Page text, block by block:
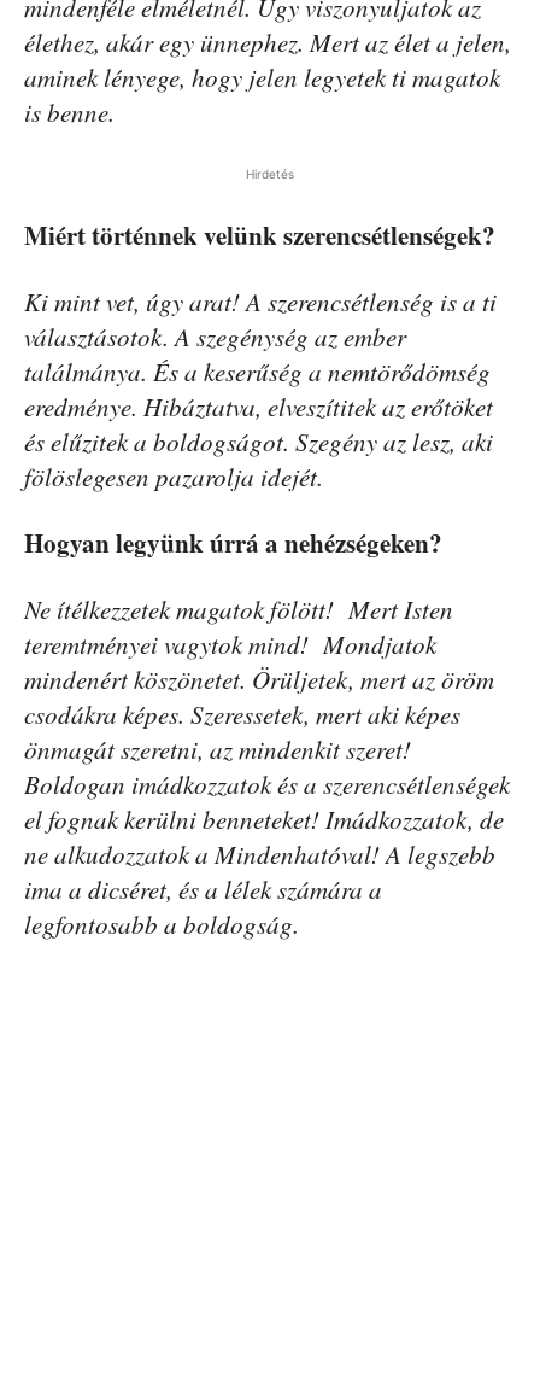
mindenféle elméletnél. Úgy viszonyuljatok az
élethez, akár egy ünnephez. Mert az élet a jelen,
aminek lényege, hogy jelen legyetek ti magatok
is benne.
Hirdetés
Miért történnek velünk szerencsétlenségek?
Ki mint vet, úgy arat! A szerencsétlenség is a ti
választásotok. A szegénység az ember
találmánya. És a keserűség a nemtörődömség
eredménye. Hibáztatva, elveszítitek az erőtöket
és elűzitek a boldogságot. Szegény az lesz, aki
fölöslegesen pazarolja idejét.
Hogyan legyünk úrrá a nehézségeken?
Ne ítélkezzetek magatok fölött! Mert Isten
teremtményei vagytok mind! Mondjatok
mindenért köszönetet. Örüljetek, mert az öröm
csodákra képes. Szeressetek, mert aki képes
önmagát szeretni, az mindenkit szeret!
Boldogan imádkozzatok és a szerencsétlenségek
el fognak kerülni benneteket! Imádkozzatok, de
ne alkudozzatok a Mindenhatóval! A legszebb
ima a dicséret, és a lélek számára a
legfontosabb a boldogság.